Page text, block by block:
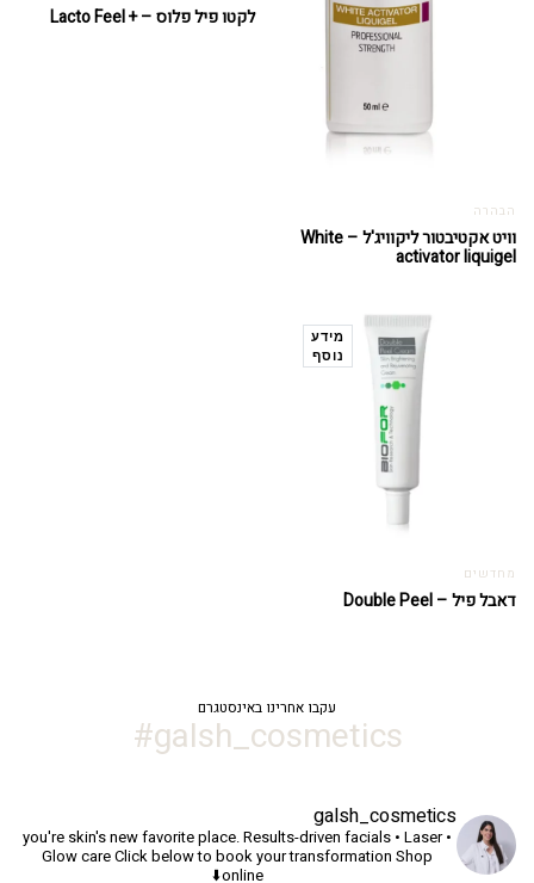
הבהרה
וויט אקטיבטור ליקוויג'ל – White
activator liquigel
לקטו פיל פלוס – + Lacto Feel
מידע
נוסף
מחדשים
דאבל פיל – Double Peel
עקבו אחרינו באינסטגרם
galsh_cosmetics#
galsh_cosmetics
you're skin's new favorite place.Results-driven facials • Laser •
Glow careClick below to book your transformation Shop
online⬇️